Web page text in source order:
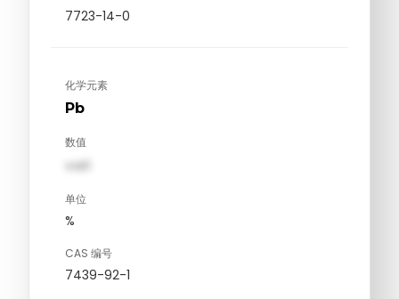
7723-14-0
化学元素
Pb
数值
val1
单位
%
CAS 编号
7439-92-1